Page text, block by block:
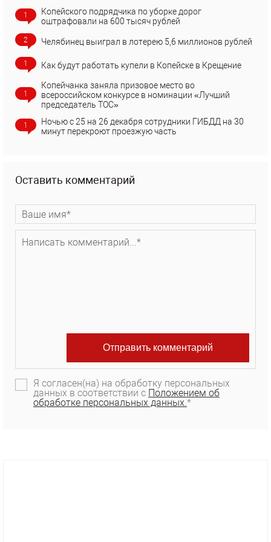
1
Копейского подрядчика по уборке дорог
оштрафовали на 600 тысяч рублей
2 Челябинец выиграл в лотерею 5,6 миллионов рублей
1 Как будут работать купели в Копейске в Крещение
1
Копейчанка заняла призовое место во
всероссийском конкурсе в номинации «Лучший
председатель ТОС»
1
Ночью с 25 на 26 декабря сотрудники ГИБДД на 30
минут перекроют проезжую часть
Оставить комментарий
Я согласен(на) на обработку персональных
данных в соответствии с Положением об
обработке персональных данных.*